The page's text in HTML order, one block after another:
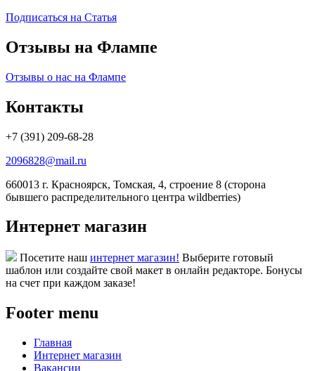
Подписаться на Статья
Отзывы на Флампе
Отзывы о нас на Флампе
Контакты
+7 (391) 209-68-28
2096828@mail.ru
660013 г. Красноярск, Томская, 4, строение 8 (сторона
бывшего распределительного центра wildberries)
Интернет магазин
Посетите наш интернет магазин! Выберите готовый
шаблон или создайте свой макет в онлайн редакторе. Бонусы
на счет при каждом заказе!
Footer menu
Главная
Интернет магазин
Вакансии